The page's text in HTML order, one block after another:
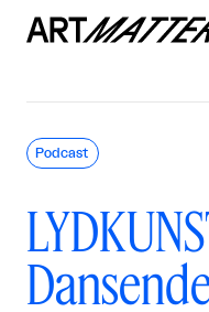
Podcast